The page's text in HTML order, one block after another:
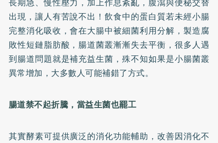
出現，讓人有苦說不出！飲食中的蛋白質若未經小腸
完整消化吸收，會在大腸中被細菌利用分解，製造腐
敗性短鏈脂肪酸，腸道菌叢漸漸失去平衡，很多人遇
到腸道問題就是補充益生菌，殊不知如果是小腸菌叢
異常增加，大多數人可能補錯了方式。
腸道禁不起折騰，當益生菌也罷工
其實酵素可提供廣泛的消化功能輔助，改善因消化不